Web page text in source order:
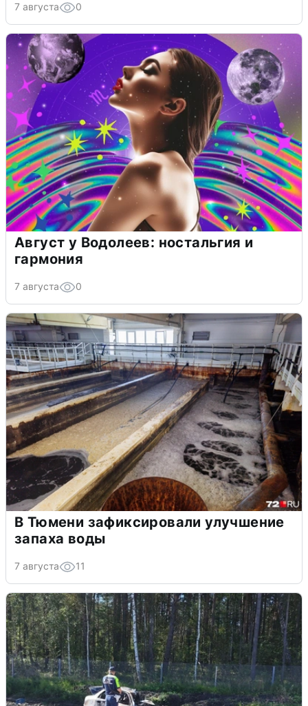
7 августа 0
Август у Водолеев: ностальгия и
гармония
7 августа 0
В Тюмени зафиксировали улучшение
запаха воды
7 августа 11